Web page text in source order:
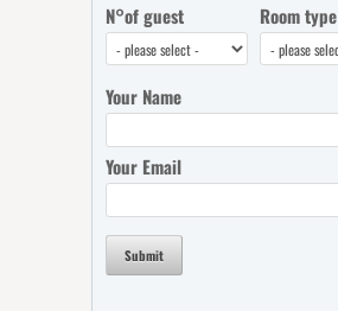
N°of guest Room type
Your Name
Your Email
Submit